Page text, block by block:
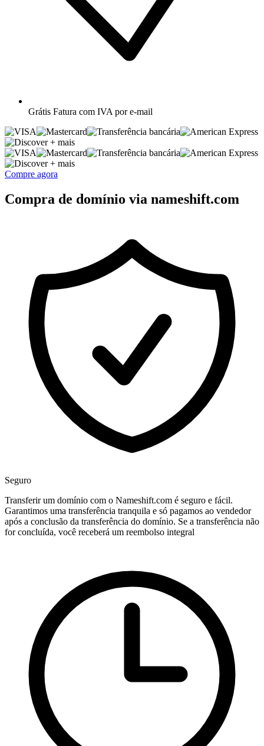
Grátis Fatura com IVA por e-mail
+ mais
+ mais
Compre agora
Compra de domínio via nameshift.com
Seguro
Transferir um domínio com o Nameshift.com é seguro e fácil.
Garantimos uma transferência tranquila e só pagamos ao vendedor
após a conclusão da transferência do domínio. Se a transferência não
for concluída, você receberá um reembolso integral